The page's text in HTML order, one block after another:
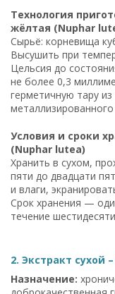
Технология
жёлтая (Nuphar
Сырьё: корневища
Высушить при
Цельсия до
не более 0,3
герметичную тару
Условия и сроки
(Nuphar lutea)
Хранить в сухом,
пяти до двадцати
и влаги,
Срок хранения —
течение
2. Экстракт сухой
Назначение: